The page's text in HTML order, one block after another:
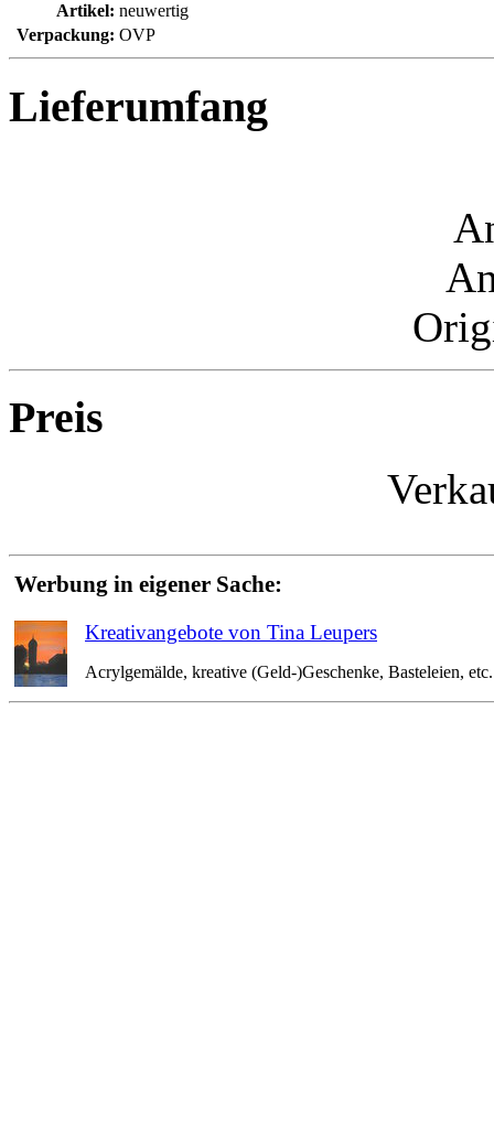
Artikel: neuwertig
Verpackung: OVP
Lieferumfang
Preis
Werbung in eigener Sache:
Kreativangebote von Tina Leupers
Acrylgemälde, kreative (Geld-)Geschenke, Basteleien,